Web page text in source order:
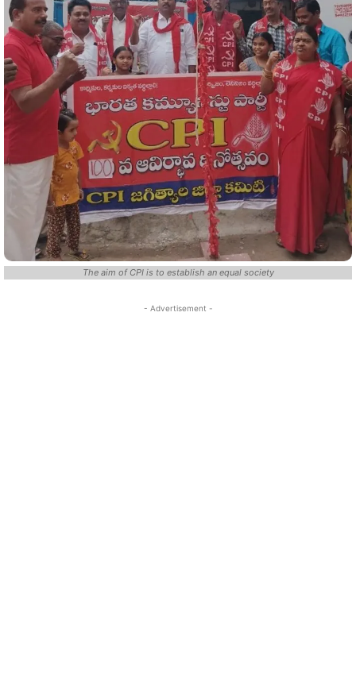
The aim of CPI is to establish an equal society
- Advertisement -